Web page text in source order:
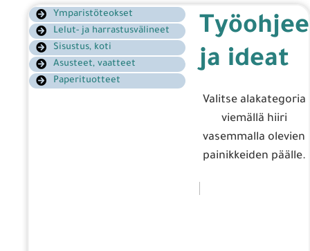
Ymparistöteokset
Lelut- ja harrastusvälineet
Sisustus, koti
Asusteet, vaatteet
Paperituotteet
ja ideat
Valitse alakategoria
viemällä hiiri
vasemmalla olevien
painikkeiden päälle.